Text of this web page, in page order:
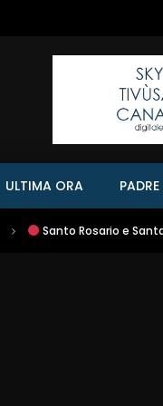
ULTIMA ORA
Santo Rosario e